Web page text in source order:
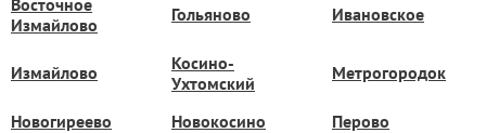
Измайлово
Гольяново Ивановское
Измайлово
Косино-
Ухтомский
Метрогородок
Новогиреево Новокосино Перово